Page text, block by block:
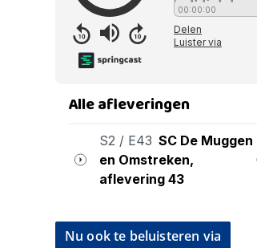
Nu ook te beluisteren via